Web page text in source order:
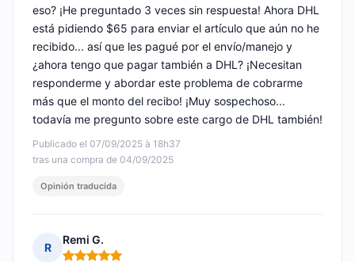
Publicado el 07/09/2025 à 18h37
tras una compra de 04/09/2025
eso? ¡He preguntado 3 veces sin respuesta! Ahora DHL
está pidiendo $65 para enviar el artículo que aún no he
recibido... así que les pagué por el envío/manejo y
¿ahora tengo que pagar también a DHL? ¡Necesitan
responderme y abordar este problema de cobrarme
más que el monto del recibo! ¡Muy sospechoso...
todavía me pregunto sobre este cargo de DHL también!
Opinión traducida
R
Remi G.